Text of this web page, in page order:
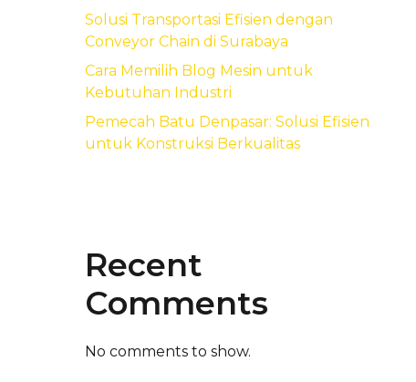
Solusi Transportasi Efisien dengan
Conveyor Chain di Surabaya
Cara Memilih Blog Mesin untuk
Kebutuhan Industri
Pemecah Batu Denpasar: Solusi Efisien
untuk Konstruksi Berkualitas
Recent
Comments
No comments to show.